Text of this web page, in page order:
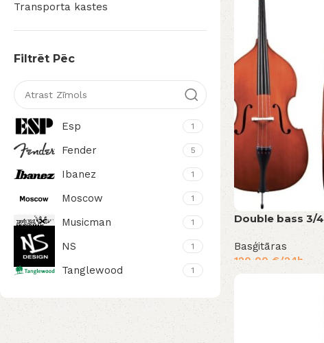
Transporta kastes
Filtrēt Pēc
Esp 1
Fender 5
Ibanez 1
Moscow 1
Musicman 1
NS 1
Tanglewood 1
Double bass 3/4
Basģitāras
120,00 € /24h